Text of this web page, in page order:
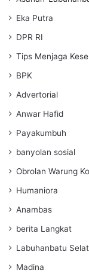
Eka Putra
DPR RI
Tips Menjaga
BPK
Advertorial
Anwar Hafid
Payakumbuh
banyolan sosial
Obrolan Warung
Humaniora
Anambas
berita Langkat
Labuhanbatu
Madina